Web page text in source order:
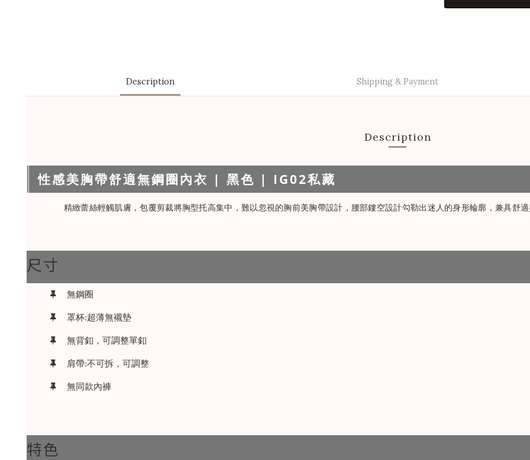
Description Shipping & Payment
Description
性感美胸帶舒適無鋼圈內衣 | 黑色 | IG02私藏
精緻蕾絲輕觸肌膚，包覆剪裁將胸型托高集中，難以忽視的胸前美胸帶設計，腰部鏤空設計勾勒出迷人的身形輪廓，兼具舒
尺寸
無鋼圈
罩杯:超薄無襯墊
無背釦，可調整單釦
肩帶:不可拆，可調整
無同款內褲
特色